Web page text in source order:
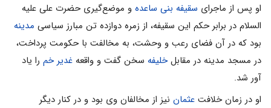
او پس از ماجرای سقیفه بنی ساعده و موضع‌گیری حضرت علی علیه
السلام در برابر حکم این سقیفه، از زمره دوازده تن مبارز سیاسی مدینه
بود که در آن فضای رعب و وحشت، به مخالفت با حکومت پرداخت،
در مسجد مدینه در مقابلخلیفه سخن گفت و واقعه غدیر خم را یاد
آور شد.
او در زمان خلافت عثمان نیز از مخالفان وی بود و در کنار دیگر